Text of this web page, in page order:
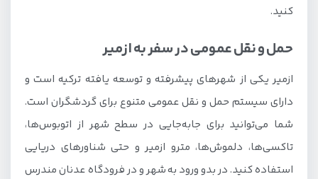
کنید.
حمل و نقل عمومی در سفر به ازمیر
ازمیر یکی از شهرهای پیشرفته و توسعه یافته ترکیه است و
دارای سیستم حمل و نقل عمومی متنوع برای گردشگران است.
شما می‌توانید برای جابه‌جایی در سطح شهر از اتوبوس‌ها،
تاکسی‌ها، دلموش‌ها، مترو ازمیر و حتی شناورهای دریایی
استفاده کنید. در بدو ورود به شهر و در فرودگاه عدنان مندرس